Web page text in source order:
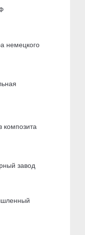
немецкого
композита
завод